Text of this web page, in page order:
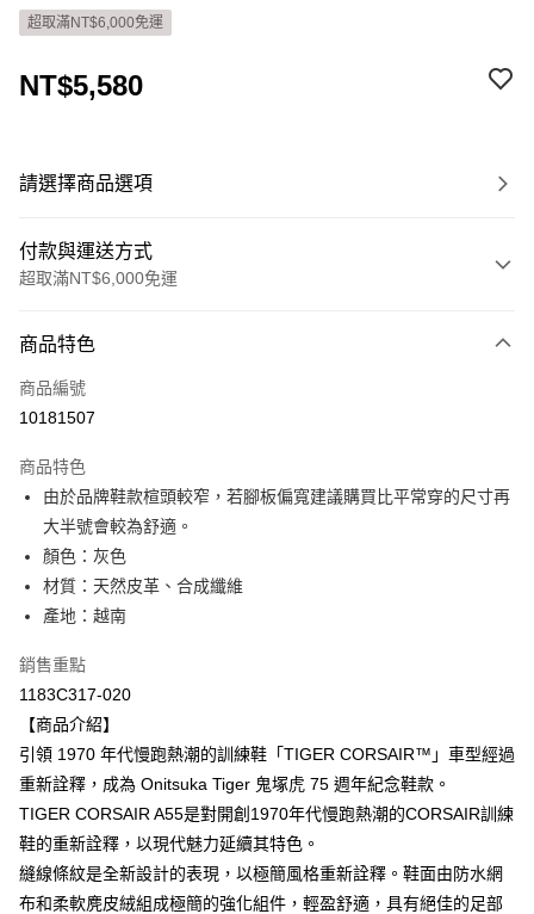
超取滿NT$6,000免運
NT$5,580
請選擇商品選項
付款與運送方式
超取滿NT$6,000免運
信用卡一次付款
超商取貨付款
Apple Pay
ATM付款
運送方式
每筆NT$80，滿NT$6,000(含以上)免運費
萊爾富取貨付款
每筆NT$80，滿NT$6,000(含以上)免運費
付款後萊爾富取貨
每筆NT$80，滿NT$6,000(含以上)免運費
商品特色
商品編號
10181507
商品特色
由於品牌鞋款楦頭較窄，若腳板偏寬建議購買比平常穿的尺寸再
大半號會較為舒適。
顏色：灰色
材質：天然皮革、合成纖維
產地：越南
銷售重點
1183C317-020
【商品介紹】
引領 1970 年代慢跑熱潮的訓練鞋「TIGER CORSAIR™」車型經過
重新詮釋，成為 Onitsuka Tiger 鬼塚虎 75 週年紀念鞋款。
TIGER CORSAIR A55是對開創1970年代慢跑熱潮的CORSAIR訓練
鞋的重新詮釋，以現代魅力延續其特色。
縫線條紋是全新設計的表現，以極簡風格重新詮釋。鞋面由防水網
布和柔軟麂皮絨組成極簡的強化組件，輕盈舒適，具有絕佳的足部